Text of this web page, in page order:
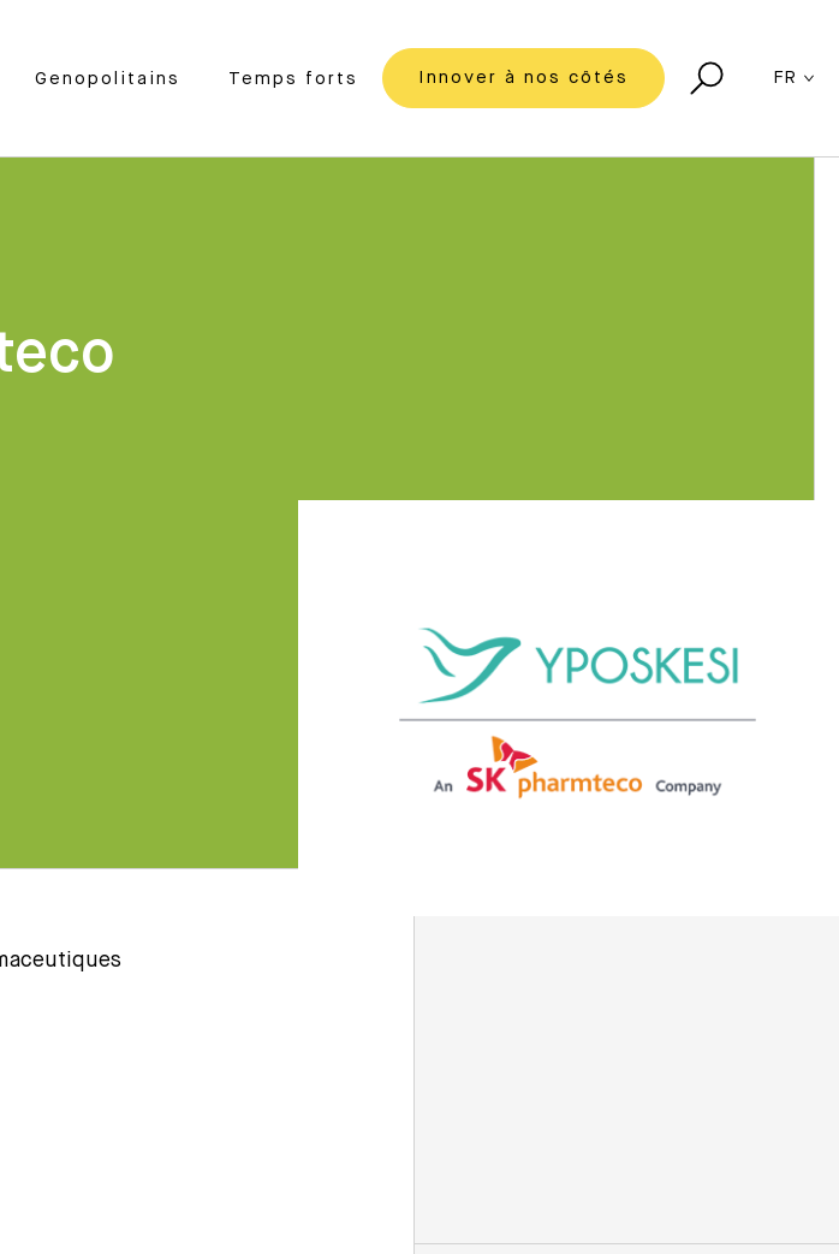
Genopolitains Temps forts Innover à nos côtés FR